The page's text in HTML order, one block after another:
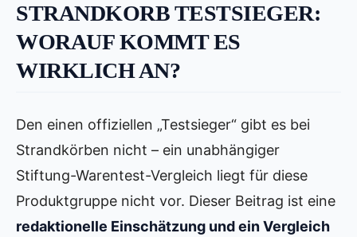
STRANDKORB TESTSIEGER:
WORAUF KOMMT ES
WIRKLICH AN?
Den einen offiziellen „Testsieger“ gibt es bei
Strandkörben nicht – ein unabhängiger
Stiftung-Warentest-Vergleich liegt für diese
Produktgruppe nicht vor. Dieser Beitrag ist eine
redaktionelle Einschätzung und ein Vergleich